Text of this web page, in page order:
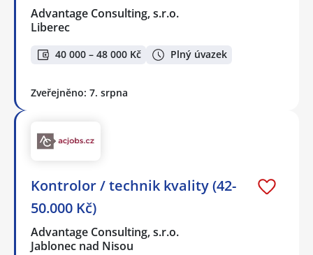
Advantage Consulting, s.r.o.
Liberec
40 000 – 48 000 Kč Plný úvazek
Zveřejněno: 7. srpna
Kontrolor / technik kvality (42-
50.000 Kč)
Advantage Consulting, s.r.o.
Jablonec nad Nisou